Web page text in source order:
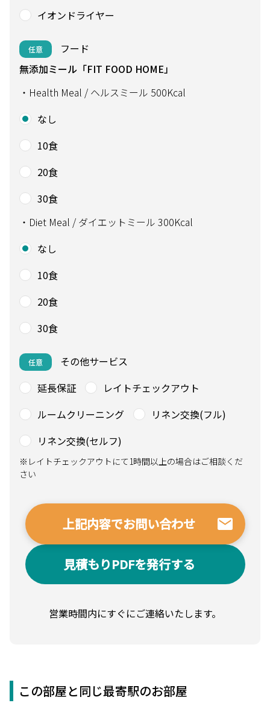
イオンドライヤー
任意
フード
無添加ミール「FIT FOOD HOME」
・Health Meal / ヘルスミール 500Kcal
なし
10食
20食
30食
・Diet Meal / ダイエットミール 300Kcal
なし
10食
20食
30食
任意
その他サービス
延長保証
レイトチェックアウト
ルームクリーニング
リネン交換(フル)
リネン交換(セルフ)
※レイトチェックアウトにて1時間以上の場合はご相談くだ
さい
見積もりPDFを発行する
営業時間内にすぐにご連絡いたします。
この部屋と同じ最寄駅のお部屋